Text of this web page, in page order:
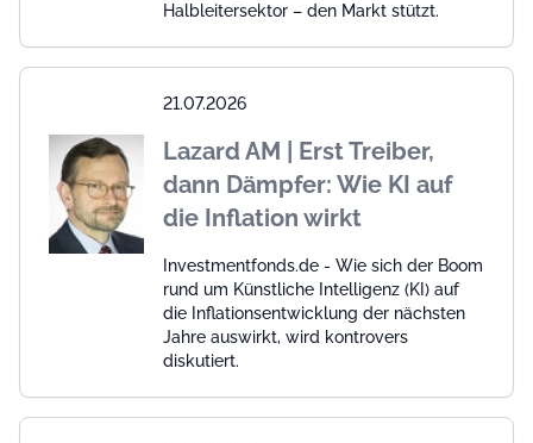
Halbleitersektor – den Markt stützt.
21.07.2026
Lazard AM | Erst Treiber,
dann Dämpfer: Wie KI auf
die Inflation wirkt
Investmentfonds.de - Wie sich der Boom
rund um Künstliche Intelligenz (KI) auf
die Inflationsentwicklung der nächsten
Jahre auswirkt, wird kontrovers
diskutiert.